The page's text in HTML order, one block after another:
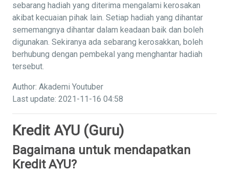
sebarang hadiah yang diterima mengalami kerosakan
akibat kecuaian pihak lain. Setiap hadiah yang dihantar
sememangnya dihantar dalam keadaan baik dan boleh
digunakan. Sekiranya ada sebarang kerosakkan, boleh
berhubung dengan pembekal yang menghantar hadiah
tersebut.
Author: Akademi Youtuber
Last update: 2021-11-16 04:58
Kredit AYU (Guru)
Bagaimana untuk mendapatkan
Kredit AYU?